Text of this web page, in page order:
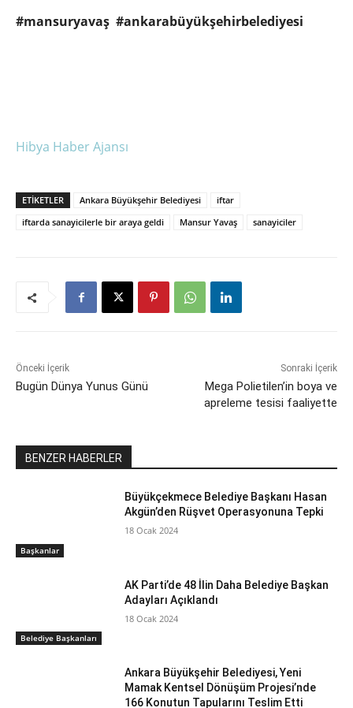
#mansuryavaş #ankarabüyükşehirbelediyesi
Hibya Haber Ajansı
ETIKETLER Ankara Büyükşehir Belediyesi
iftar
iftarda sanayicilerle bir araya geldi
Mansur Yavaş sanayiciler
Önceki İçerik
Bugün Dünya Yunus Günü
Sonraki İçerik
Mega Polietilen’in boya ve
apreleme tesisi faaliyette
BENZER HABERLER
Başkanlar
Büyükçekmece Belediye Başkanı Hasan
Akgün’den Rüşvet Operasyonuna Tepki
18 Ocak 2024
Belediye Başkanları
AK Parti’de 48 İlin Daha Belediye Başkan
Adayları Açıklandı
18 Ocak 2024
Ankara Büyükşehir Belediyesi, Yeni
Mamak Kentsel Dönüşüm Projesi’nde
166 Konutun Tapularını Teslim Etti